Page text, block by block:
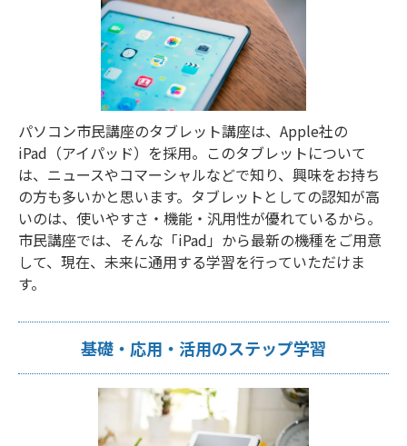
パソコン市民講座のタブレット講座は、Apple社の
iPad（アイパッド）を採用。このタブレットについて
は、ニュースやコマーシャルなどで知り、興味をお持ち
の方も多いかと思います。タブレットとしての認知が高
いのは、使いやすさ・機能・汎用性が優れているから。
市民講座では、そんな「iPad」から最新の機種をご用意
して、現在、未来に通用する学習を行っていただけま
す。
基礎・応用・活用のステップ学習